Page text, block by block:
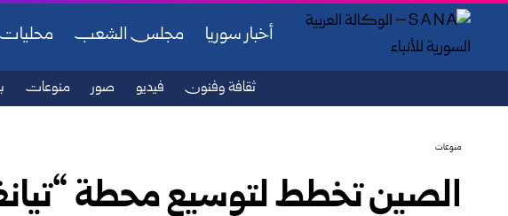
أخبار سوريا مجلس الشعب محليات
ثقافة وفنون فيديو صور منوعات
منوعات
الصين تخطط لتوسيع محطة